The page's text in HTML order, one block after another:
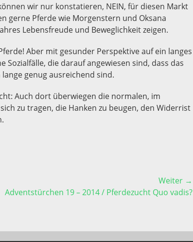
wir nur konstatieren, NEIN, für diesen Markt
gerne Pferde wie Morgenstern und Oksana
Lebensfreude und Beweglichkeit zeigen.
Aber mit gesunder Perspektive auf ein langes
Sozialfälle, die darauf angewiesen sind, dass das
genug ausreichend sind.
Auch dort überwiegen die normalen, im
zu tragen, die Hanken zu beugen, den Widerrist
Weiter →
Nächster
Adventstürchen 19 – 2014 / Pferdezucht Quo vadis?